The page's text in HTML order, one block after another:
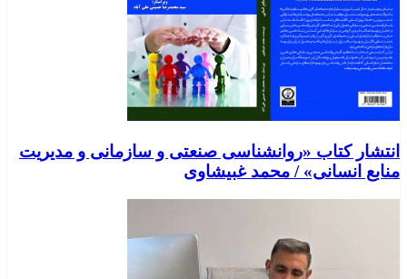
انتشار کتاب «روانشناسی صنعتی و سازمانی و مدیریت
منابع انسانی» / محمد غبیشاوی